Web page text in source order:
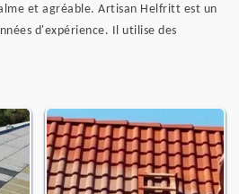
et agréable. Artisan Helfritt est un
d'expérience. Il utilise des